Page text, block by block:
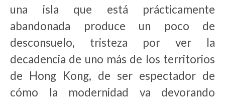
una isla que está prácticamente
abandonada produce un poco de
desconsuelo, tristeza por ver la
decadencia de uno más de los territorios
de Hong Kong, de ser espectador de
cómo la modernidad va devorando